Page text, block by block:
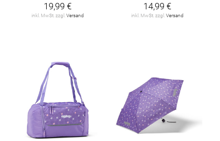
19,99 €
inkl. MwSt. zzgl. Versand
14,99 €
inkl. MwSt. zzgl. Versand